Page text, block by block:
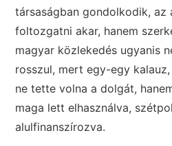
társaságban gondolkodik, az
foltozgatni akar, hanem
magyar közlekedés ugyanis
rosszul, mert egy-egy
ne tette volna a dolgát,
maga lett elhasználva,
alulfinanszírozva.